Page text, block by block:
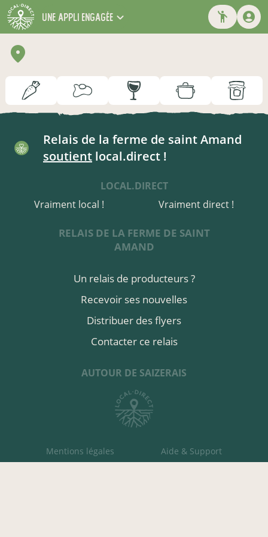
une appli engagée
Relais de la ferme de saint Amand
soutient local.direct !
LOCAL.DIRECT
Vraiment local !
Vraiment direct !
RELAIS DE LA FERME DE SAINT
AMAND
Un relais de producteurs ?
Recevoir ses nouvelles
Distribuer des flyers
Contacter ce relais
AUTOUR DE SAIZERAIS
Mentions légales Aide & Support